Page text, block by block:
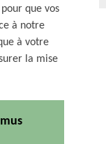
que vos
à notre
à votre
la mise